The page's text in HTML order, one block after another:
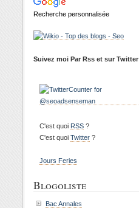
Recherche personnalisée
Suivez moi Par Rss et sur Twitter
C'est quoi RSS ?
C'est quoi Twitter ?
Jours Feries
Blogoliste
Bac Annales